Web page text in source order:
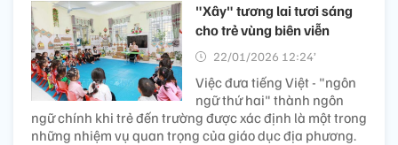
"Xây" tương lai tươi sáng
cho trẻ vùng biên viễn
22/01/2026 12:24’
Việc đưa tiếng Việt - "ngôn
ngữ thứ hai" thành ngôn
ngữ chính khi trẻ đến trường được xác định là một trong
những nhiệm vụ quan trọng của giáo dục địa phương.